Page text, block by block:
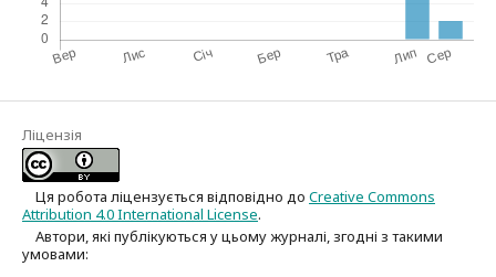
Ліцензія
Ця робота ліцензується відповідно до Creative Commons
Attribution 4.0 International License.
Автори, які публікуються у цьому журналі, згодні з такими
умовами: